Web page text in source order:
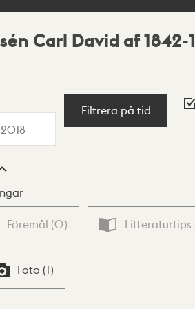
Carl David af 1842-
Filtrera på tid
Föremål (0) Litteraturtips
Foto (1)